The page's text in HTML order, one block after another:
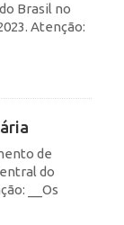
Brasil no
Atenção:
de
do
__Os